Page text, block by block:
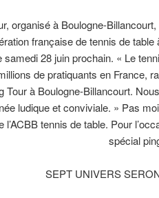
organisé à Boulogne-
française de tennis de
28 juin prochain. « Le
de pratiquants en France,
Tour à Boulogne-Billancourt.
ludique et conviviale. » Pas
l’ACBB tennis de table. Pour
spécial
SEPT UNIVERS